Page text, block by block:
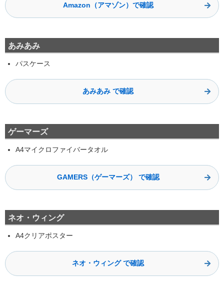
Amazon（アマゾン）で確認
あみあみ
パスケース
あみあみ で確認
ゲーマーズ
A4マイクロファイバータオル
GAMERS（ゲーマーズ） で確認
ネオ・ウィング
A4クリアポスター
ネオ・ウィング で確認